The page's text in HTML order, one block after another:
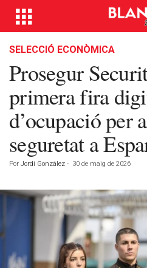
SELECCIÓ ECONÒMICA
Prosegur
primera fira
d’ocupació per
seguretat a
Por Jordi González - 30 de maig de 2026